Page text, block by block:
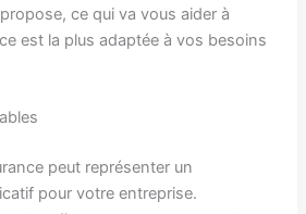
ce qui va vous aider à
est la plus adaptée à vos besoins
peut représenter un
pour votre entreprise.